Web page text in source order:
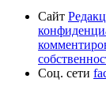
Сайт
Соц. сети